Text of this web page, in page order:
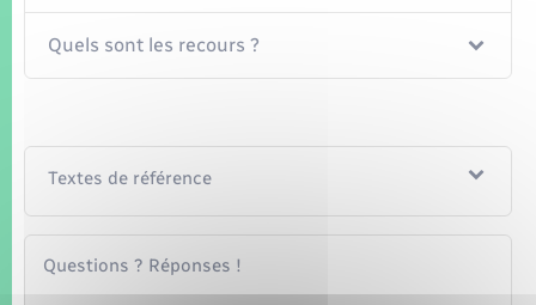
Quels sont les recours ?
Textes de référence
Questions ? Réponses !